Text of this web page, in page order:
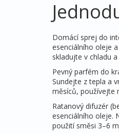
Domácí sprej do
esenciálního oleje
skladujte v chladu
Pevný parfém do
Sundejte z tepla a
měsíců, používejte
Ratanový difuzér
esenciálního oleje.
použití směsi 3–6